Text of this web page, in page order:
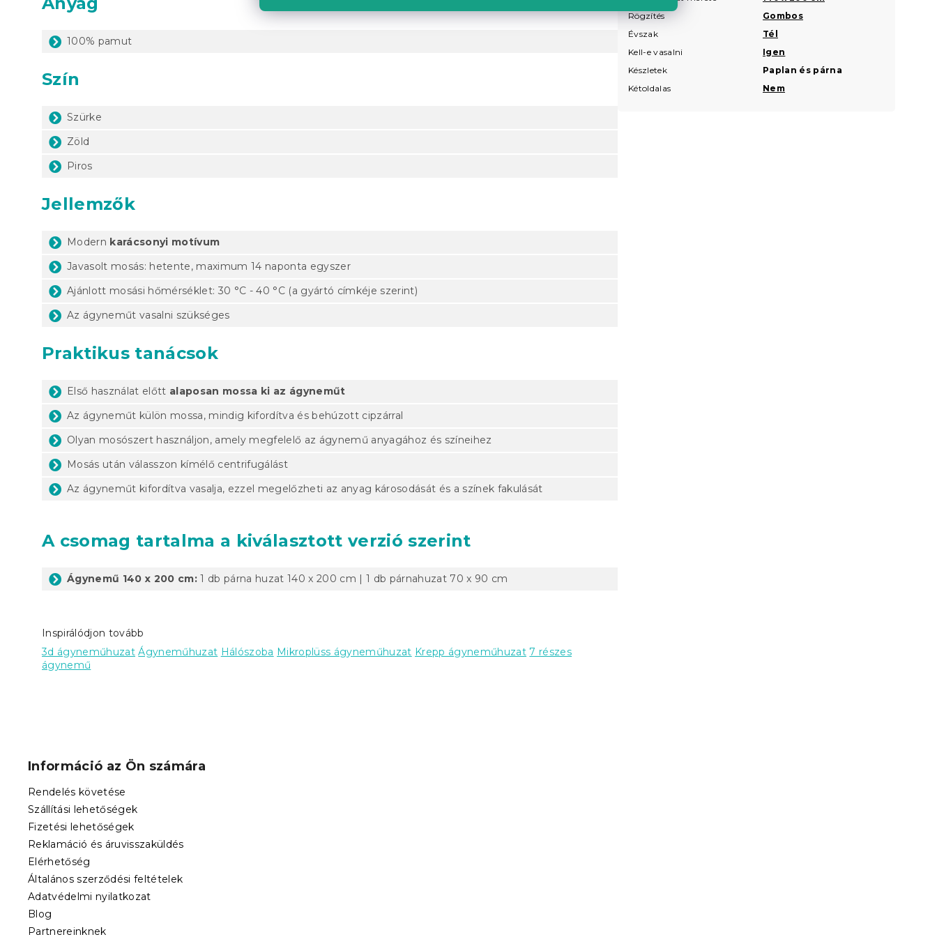
100% pamut
Szín
Szürke
Zöld
Piros
Jellemzők
Modern karácsonyi motívum
Javasolt mosás: hetente, maximum 14 naponta egyszer
Ajánlott mosási hőmérséklet: 30 °C - 40 °C (a gyártó címkéje szerint)
Az ágyneműt vasalni szükséges
Praktikus tanácsok
Első használat előtt alaposan mossa ki az ágyneműt
Az ágyneműt külön mossa, mindig kifordítva és behúzott cipzárral
Olyan mosószert használjon, amely megfelelő az ágynemű anyagához és színeihez
Mosás után válasszon kímélő centrifugálást
Az ágyneműt kifordítva vasalja, ezzel megelőzheti az anyag károsodását és a színek fakulását
A csomag tartalma a kiválasztott verzió szerint
Ágynemű 140 x 200 cm: 1 db párna huzat 140 x 200 cm | 1 db párnahuzat 70 x 90 cm
Inspirálódjon tovább
3d ágyneműhuzat Ágyneműhuzat Hálószoba Mikroplüss ágyneműhuzat Krepp ágyneműhuzat 7 részes
ágynemű
Rögzítés
Gombos
Évszak
Tél
Kell-e vasalni
Igen
Készletek
Paplan és párna
Kétoldalas
Nem
Információ az Ön számára
Rendelés követése
Szállítási lehetőségek
Fizetési lehetőségek
Reklamáció és áruvisszaküldés
Elérhetőség
Általános szerződési feltételek
Adatvédelmi nyilatkozat
Blog
Partnereinknek